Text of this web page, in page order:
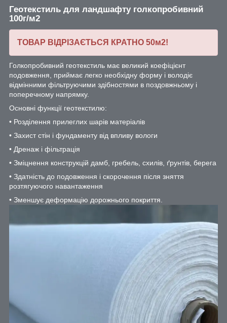
Геотекстиль для ландшафту голкопробивний
100г/м2
ТОВАР ВІДРІЗАЄТЬСЯ КРАТНО 50м2!
Голкопробивний геотекстиль має великий коефіцієнт
подовження, приймає легко необхідну форму і володіє
відмінними фільтруючими здібностями в поздовжньому і
поперечному напрямку.
Основні функції геотекстилю:
• Розділення прилеглих шарів матеріалів
• Захист стін і фундаменту від впливу вологи
• Дренаж і фільтрація
• Зміцнення конструкцій дамб, гребель, схилів, ґрунтів, берега
• Здатність до подовження і скорочення після зняття
розтягуючого навантаження
• Зменшує деформацію дорожнього покриття.